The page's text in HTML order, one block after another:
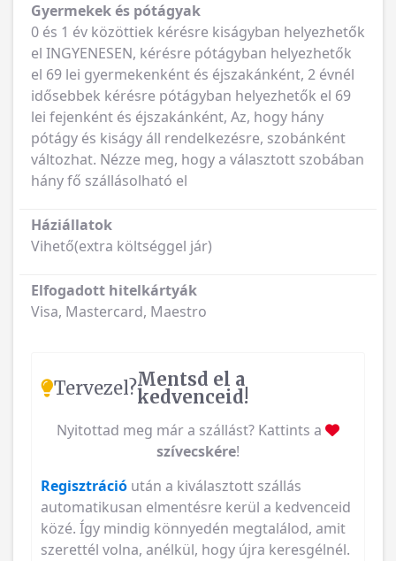
Gyermekek és pótágyak
0 és 1 év közöttiek kérésre kiságyban helyezhetők
el INGYENESEN, kérésre pótágyban helyezhetők
el 69 lei gyermekenként és éjszakánként, 2 évnél
idősebbek kérésre pótágyban helyezhetők el 69
lei fejenként és éjszakánként, Az, hogy hány
pótágy és kiságy áll rendelkezésre, szobánként
változhat. Nézze meg, hogy a választott szobában
hány fő szállásolható el
Háziállatok
Vihető(extra költséggel jár)
Elfogadott hitelkártyák
Visa, Mastercard, Maestro
Tervezel?Mentsd el a
kedvenceid!
Nyitottad meg már a szállást? Kattints a
szívecskére!
Regisztráció után a kiválasztott szállás
automatikusan elmentésre kerül a kedvenceid
közé. Így mindig könnyedén megtalálod, amit
szerettél volna, anélkül, hogy újra keresgélnél.